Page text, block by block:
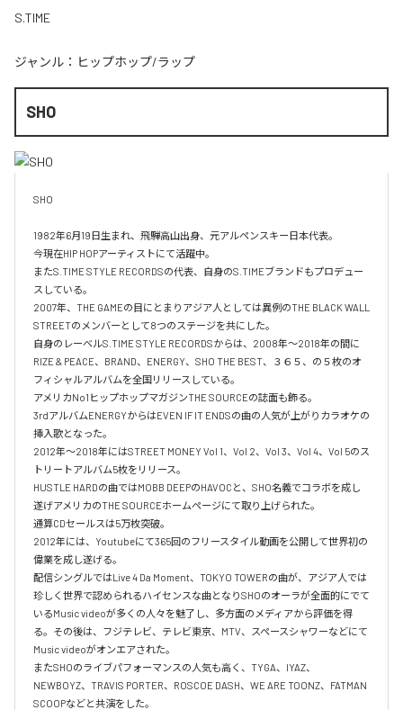
S.TIME
ジャンル： ヒップホップ/ラップ
SHO
SHO
1982年6月19日生まれ、飛騨高山出身、元アルペンスキー日本代表。
今現在HIP HOPアーティストにて活躍中。
またS.TIME STYLE RECORDSの代表、自身のS.TIMEブランドもプロデュー
スしている。
2007年、THE GAMEの目にとまりアジア人としては異例のTHE BLACK WALL
STREETのメンバーとして8つのステージを共にした。
自身のレーベルS.TIME STYLE RECORDSからは、2008年〜2018年の間に
RIZE & PEACE、BRAND、ENERGY、SHO THE BEST、３６５、の５枚のオ
フィシャルアルバムを全国リリースしている。
アメリカNo1ヒップホップマガジンTHE SOURCEの誌面も飾る。
3rdアルバムENERGYからはEVEN IF IT ENDSの曲の人気が上がりカラオケの
挿入歌となった。
2012年〜2018年にはSTREET MONEY Vol 1、Vol 2、Vol 3、Vol 4、Vol 5のス
トリートアルバム5枚をリリース。
HUSTLE HARDの曲ではMOBB DEEPのHAVOCと、SHO名義でコラボを成し
遂げアメリカのTHE SOURCEホームページにて取り上げられた。
通算CDセールスは5万枚突破。
2012年には、Youtubeにて365回のフリースタイル動画を公開して世界初の
偉業を成し遂げる。
配信シングルではLive 4 Da Moment、TOKYO TOWERの曲が、アジア人では
珍しく世界で認められるハイセンスな曲となりSHOのオーラが全面的にでて
いるMusic videoが多くの人々を魅了し、多方面のメディアから評価を得
る。その後は、フジテレビ、テレビ東京、MTV、スペースシャワーなどにて
Music videoがオンエアされた。
またSHOのライブパフォーマンスの人気も高く、TYGA、IYAZ、
NEWBOYZ、TRAVIS PORTER、ROSCOE DASH、WE ARE TOONZ、FATMAN
SCOOPなどと共演をした。